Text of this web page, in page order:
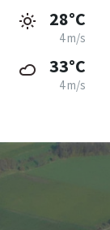
28°C
4 m/s
33°C
4 m/s